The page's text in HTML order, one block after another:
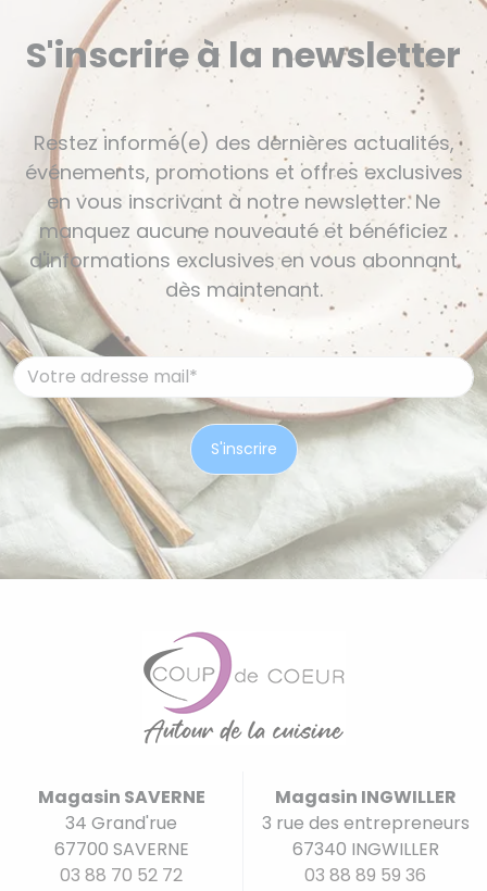
S'inscrire à la newsletter
Restez informé(e) des dernières actualités,
événements, promotions et offres exclusives
en vous inscrivant à notre newsletter. Ne
manquez aucune nouveauté et bénéficiez
d'informations exclusives en vous abonnant
dès maintenant.
Magasin SAVERNE
34 Grand'rue
67700 SAVERNE
03 88 70 52 72
Magasin INGWILLER
3 rue des entrepreneurs
67340 INGWILLER
03 88 89 59 36